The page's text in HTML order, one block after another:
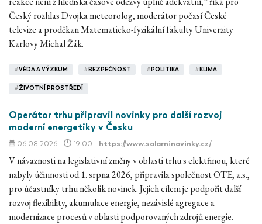
Český rozhlas Dvojka meteorolog, moderátor počasí České
televize a proděkan Matematicko-fyzikální fakulty Univerzity
Karlovy Michal Žák.
#VĚDA A VÝZKUM # BEZPEČNOST # POLITIKA # KLIMA
#ŽIVOTNÍ PROSTŘEDÍ
Operátor trhu připravil novinky pro další rozvoj
moderní energetiky v Česku
06.08.2026 19:00 https://www.solarninovinky.cz/
V návaznosti na legislativní změny v oblasti trhu s elektřinou, které
nabyly účinnosti od 1. srpna 2026, připravila společnost OTE, a.s.,
pro účastníky trhu několik novinek. Jejich cílem je podpořit další
rozvoj flexibility, akumulace energie, nezávislé agregace a
modernizace procesů v oblasti podporovaných zdrojů energie.